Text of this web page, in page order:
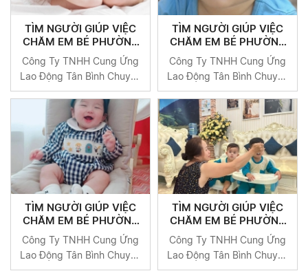
TÌM NGƯỜI GIÚP VIỆC
CHĂM EM BÉ PHƯỜNG
LONG TRƯỜNG QUẬN 9
Công Ty TNHH Cung Ứng
Lao Động Tân Bình Chuyên
Cung Cấp Người Giúp Việc
Uy Tín Tại TP HCM
TÌM NGƯỜI GIÚP VIỆC
CHĂM EM BÉ PHƯỜNG
LONG THẠNH MỸ QUẬN
9
Công Ty TNHH Cung Ứng
Lao Động Tân Bình Chuyên
Cung Cấp Người Giúp Việc
Uy Tín Tại TP HCM
TÌM NGƯỜI GIÚP VIỆC
CHĂM EM BÉ PHƯỜNG
LONG PHƯỚC QUẬN 9
Công Ty TNHH Cung Ứng
Lao Động Tân Bình Chuyên
TÌM NGƯỜI GIÚP VIỆC
CHĂM EM BÉ PHƯỜNG
LONG BÌNH QUẬN 9
Công Ty TNHH Cung Ứng
Lao Động Tân Bình Chuyên